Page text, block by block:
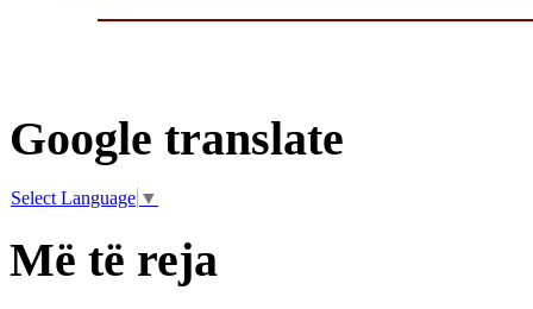
Google translate
Select Language ▼
Më të reja